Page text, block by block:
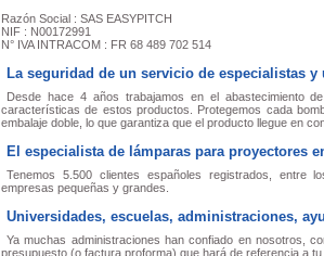
Razón Social : SAS EASYPITCH
NIF : N00172991
N° IVA INTRACOM : FR 68 489 702 514
La seguridad de un servicio de especialistas y
Desde hace 4 años trabajamos en el abastecimiento
características de estos productos. Protegemos cada
embalaje doble, lo que garantiza que el producto llegue en
El especialista de lámparas para proyectores
Tenemos 5.500 clientes españoles registrados, entre
empresas pequeñas y grandes.
Universidades, escuelas, administraciones,
Ya muchas administraciones han confiado en nosotros,
presupuesto (o factura proforma) que hará de referencia a